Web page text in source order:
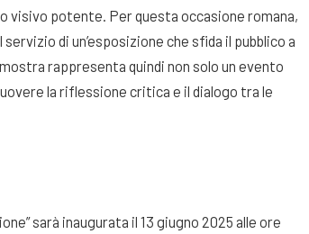
potente. Per questa occasione romana,
di un’esposizione che sfida il pubblico a
rappresenta quindi non solo un evento
la riflessione critica e il dialogo tra le
sarà inaugurata il 13 giugno 2025 alle ore